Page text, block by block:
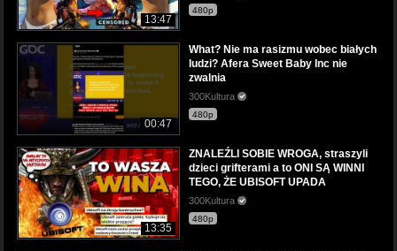
13:47
480p
00:47
What? Nie ma rasizmu wobec białych
ludzi? Afera Sweet Baby Inc nie
zwalnia
300Kultura
480p
13:35
ZNALEŹLI SOBIE WROGA, straszyli
dzieci grifterami a to ONI SĄ WINNI
TEGO, ŻE UBISOFT UPADA
300Kultura
480p